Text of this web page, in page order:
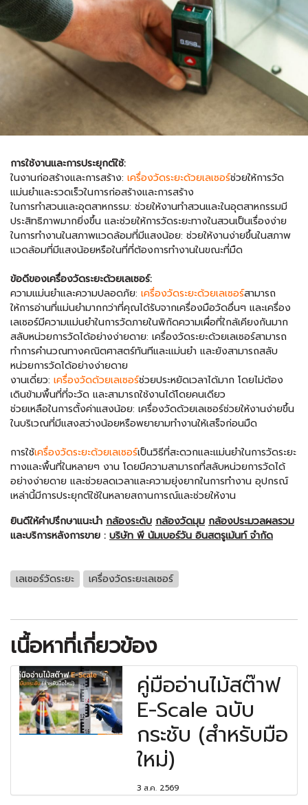
การใช้งานและการประยุกต์ใช้:
ในงานก่อสร้างและการสร้าง: เครื่องวัดระยะด้วยเลเซอร์ช่วยให้การวัด
แม่นยำและรวดเร็วในการก่อสร้างและการสร้าง
ในการทำสวนและอุตสาหกรรม: ช่วยให้งานทำสวนและในอุตสาหกรรมมี
ประสิทธิภาพมากยิ่งขึ้น และช่วยให้การวัดระยะทางในสวนเป็นเรื่องง่าย
ในการทำงานในสภาพแวดล้อมที่มีแสงน้อย: ช่วยให้งานง่ายขึ้นในสภาพ
แวดล้อมที่มีแสงน้อยหรือในที่ที่ต้องการทำงานในขณะที่มืด
ข้อดีของเครื่องวัดระยะด้วยเลเซอร์:
ความแม่นยำและความปลอดภัย: เครื่องวัดระยะด้วยเลเซอร์สามารถ
ให้การอ่านที่แม่นยำมากกว่าที่คุณได้รับจากเครื่องมือวัดอื่นๆ และเครื่อง
เลเซอร์มีความแม่นยำในการวัดภายในพิกัดความเผื่อที่ใกล้เคียงกันมาก
สลับหน่วยการวัดได้อย่างง่ายดาย: เครื่องวัดระยะด้วยเลเซอร์สามารถ
ทำการคำนวณทางคณิตศาสตร์ทันทีและแม่นยำ และยังสามารถสลับ
หน่วยการวัดได้อย่างง่ายดาย
งานเดี่ยว: เครื่องวัดด้วยเลเซอร์ช่วยประหยัดเวลาได้มาก โดยไม่ต้อง
เดินข้ามพื้นที่ที่จะวัด และสามารถใช้งานได้โดยคนเดียว
ช่วยเหลือในการตั้งค่าแสงน้อย: เครื่องวัดด้วยเลเซอร์ช่วยให้งานง่ายขึ้น
ในบริเวณที่มีแสงสว่างน้อยหรือพยายามทำงานให้เสร็จก่อนมืด
การใช้เครื่องวัดระยะด้วยเลเซอร์เป็นวิธีที่สะดวกและแม่นยำในการวัดระยะ
ทางและพื้นที่ในหลายๆ งาน โดยมีความสามารถที่สลับหน่วยการวัดได้
อย่างง่ายดาย และช่วยลดเวลาและความยุ่งยากในการทำงาน อุปกรณ์
เหล่านี้มีการประยุกต์ใช้ในหลายสถานการณ์และช่วยให้งาน
ยินดีให้คำปรึกษาแนะนำ กล้องระดับ กล้องวัดมุม กล้องประมวลผลรวม
และบริการหลังการขาย : บริษัท พี นัมเบอร์วัน อินสตรูเม้นท์ จำกัด
เลเซอร์วัดระยะ เครื่องวัดระยะเลเซอร์
เนื้อหาที่เกี่ยวข้อง
คู่มืออ่านไม้สต๊าฟ
E-Scale ฉบับ
กระชับ (สำหรับมือ
ใหม่)
3 ส.ค. 2569